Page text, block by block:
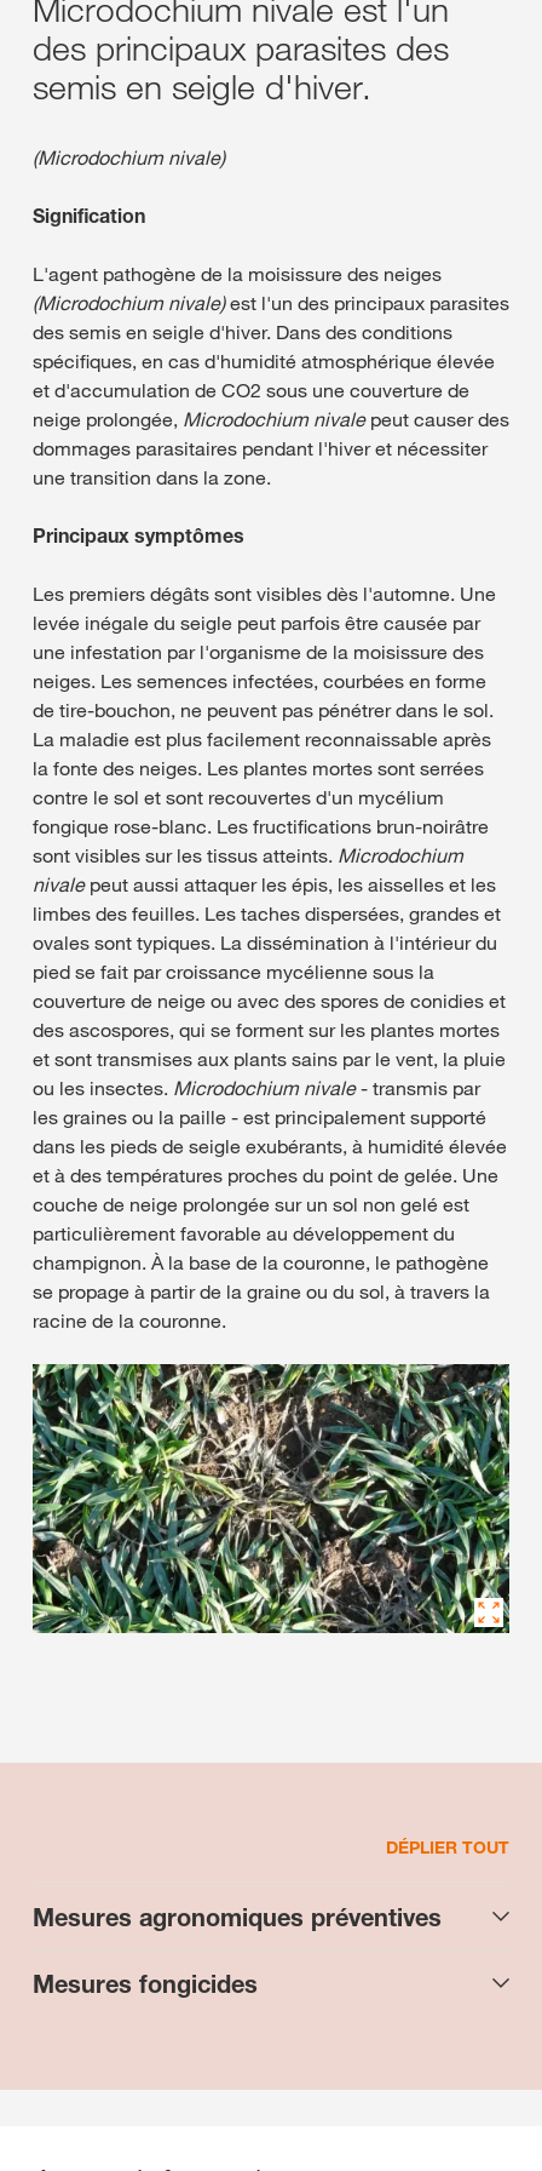
Microdochium nivale est l'un
des principaux parasites des
semis en seigle d'hiver.
(Microdochium nivale)
Signification
L'agent pathogène de la moisissure des neiges
(Microdochium nivale)est l'un des principaux parasites
des semis en seigle d'hiver. Dans des conditions
spécifiques, en cas d'humidité atmosphérique élevée
et d'accumulation de CO2 sous une couverture de
neige prolongée, Microdochium nivalepeut causer des
dommages parasitaires pendant l'hiver et nécessiter
une transition dans la zone.
Principaux symptômes
Les premiers dégâts sont visibles dès l'automne. Une
levée inégale du seigle peut parfois être causée par
une infestation par l'organisme de la moisissure des
neiges. Les semences infectées, courbées en forme
de tire-bouchon, ne peuvent pas pénétrer dans le sol.
La maladie est plus facilement reconnaissable après
la fonte des neiges. Les plantes mortes sont serrées
contre le sol et sont recouvertes d'un mycélium
fongique rose-blanc. Les fructifications brun-noirâtre
sont visibles sur les tissus atteints. Microdochium
nivalepeut aussi attaquer les épis, les aisselles et les
limbes des feuilles. Les taches dispersées, grandes et
ovales sont typiques. La dissémination à l'intérieur du
pied se fait par croissance mycélienne sous la
couverture de neige ou avec des spores de conidies et
des ascospores, qui se forment sur les plantes mortes
et sont transmises aux plants sains par le vent, la pluie
ou les insectes. Microdochium nivale- transmis par
les graines ou la paille - est principalement supporté
dans les pieds de seigle exubérants, à humidité élevée
et à des températures proches du point de gelée. Une
couche de neige prolongée sur un sol non gelé est
particulièrement favorable au développement du
champignon. À la base de la couronne, le pathogène
se propage à partir de la graine ou du sol, à travers la
racine de la couronne.
DÉPLIER TOUT
Mesures agronomiques préventives
Mesures fongicides